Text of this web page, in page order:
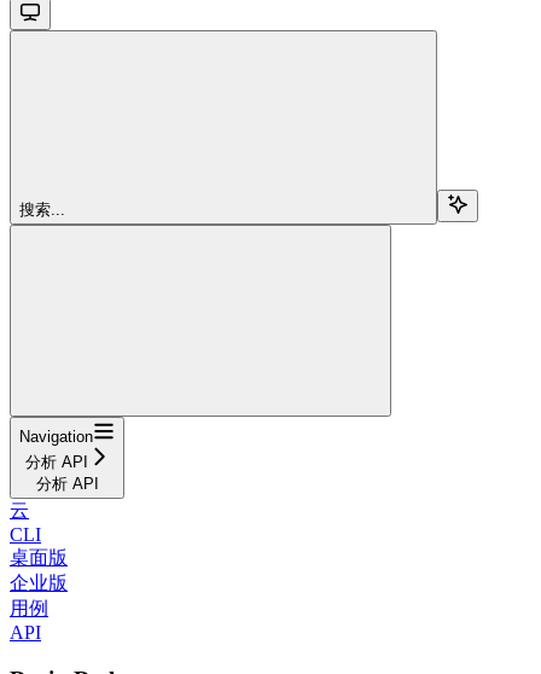
搜索...
Navigation
分析 API
分析 API
云
CLI
桌面版
企业版
用例
API